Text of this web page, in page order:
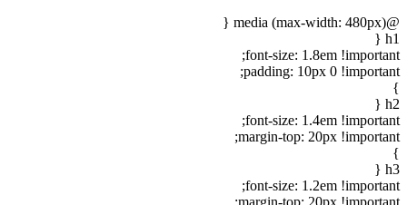
@media (max-width: 480px) {
h1 {
font-size: 1.8em !important;
padding: 10px 0 !important;
}
h2 {
font-size: 1.4em !important;
margin-top: 20px !important;
}
h3 {
font-size: 1.2em !important;
margin-top: 20px !important;